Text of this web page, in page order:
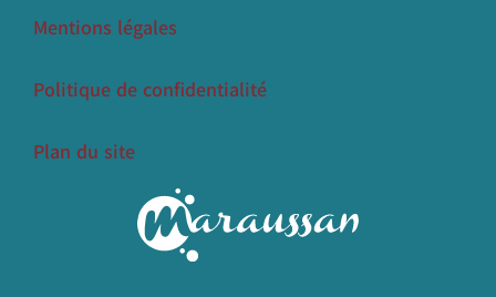
Mentions légales
Politique de confidentialité
Plan du site